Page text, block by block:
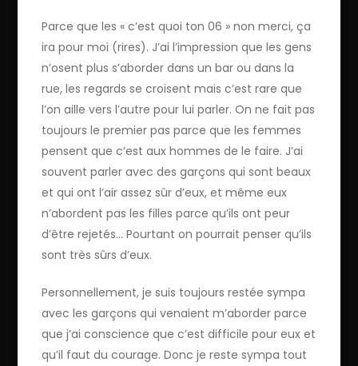
Parce que les « c’est quoi ton 06 » non merci, ça
ira pour moi (rires). J’ai l’impression que les gens
n’osent plus s’aborder dans un bar ou dans la
rue, les regards se croisent mais c’est rare que
l’on aille vers l’autre pour lui parler. On ne fait pas
toujours le premier pas parce que les femmes
pensent que c’est aux hommes de le faire. J’ai
souvent parler avec des garçons qui sont beaux
et qui ont l’air assez sûr d’eux, et même eux
n’abordent pas les filles parce qu’ils ont peur
d’être rejetés… Pourtant on pourrait penser qu’ils
sont très sûrs d’eux.
Personnellement, je suis toujours restée sympa
avec les garçons qui venaient m’aborder parce
que j’ai conscience que c’est difficile pour eux et
qu’il faut du courage. Donc je reste sympa tout